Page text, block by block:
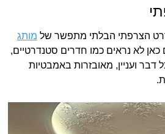
הצרפתי הבלתי מתפשר של מותג
כאן לא נראים כמו חדרים סטנדרטיים,
דבר ועניין, מאובזרות באמבטיות